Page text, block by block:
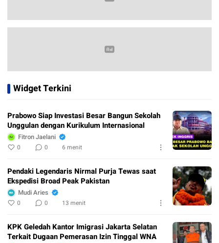
Widget Terkini
Prabowo Siap Investasi Besar Bangun Sekolah
Unggulan dengan Kurikulum Internasional
Fitron Jaelani
0 0 6 menit
Pendaki Legendaris Nirmal Purja Tewas saat
Ekspedisi Broad Peak Pakistan
Mudi Aries
0 0 13 menit
KPK Geledah Kantor Imigrasi Jakarta Selatan
Terkait Dugaan Pemerasan Izin Tinggal WNA